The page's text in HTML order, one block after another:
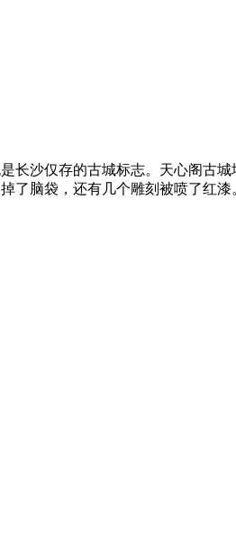
长沙仅存的古城标志。天心阁古
了脑袋，还有几个雕刻被喷了红漆